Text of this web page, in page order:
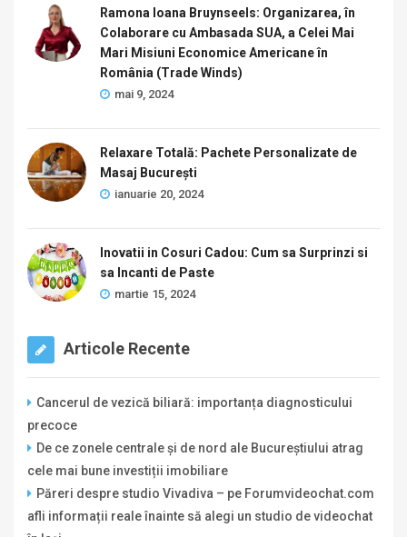
Ramona Ioana Bruynseels: Organizarea, în
Colaborare cu Ambasada SUA, a Celei Mai
Mari Misiuni Economice Americane în
România (Trade Winds)
mai 9, 2024
Relaxare Totală: Pachete Personalizate de
Masaj București
ianuarie 20, 2024
Inovatii in Cosuri Cadou: Cum sa Surprinzi si
sa Incanti de Paste
martie 15, 2024
Articole Recente
Cancerul de vezică biliară: importanța diagnosticului
precoce
De ce zonele centrale și de nord ale Bucureștiului atrag
cele mai bune investiții imobiliare
Păreri despre studio Vivadiva – pe Forumvideochat.com
afli informații reale înainte să alegi un studio de videochat